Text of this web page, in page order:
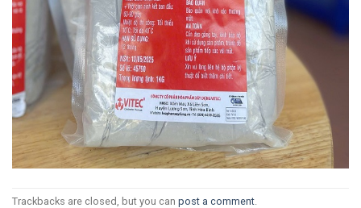
Trackbacks are closed, but you can post a comment